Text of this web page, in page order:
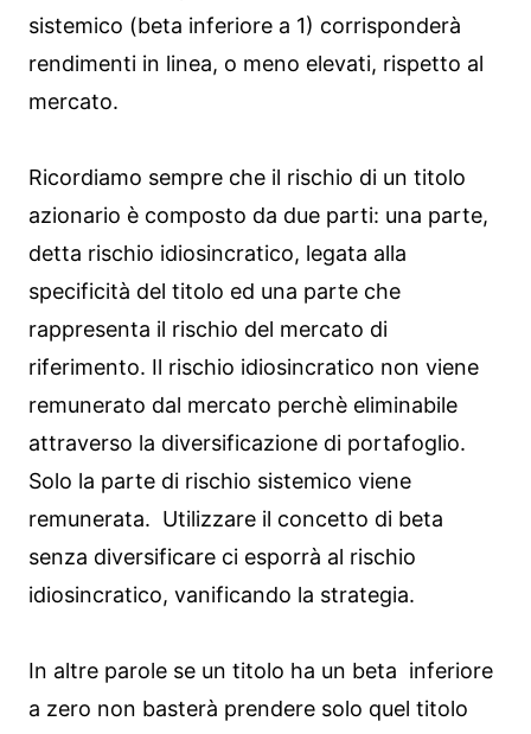
sistemico (beta inferiore a 1) corrisponderà
rendimenti in linea, o meno elevati, rispetto al
mercato.
Ricordiamo sempre che il rischio di un titolo
azionario è composto da due parti: una parte,
detta rischio idiosincratico, legata alla
specificità del titolo ed una parte che
rappresenta il rischio del mercato di
riferimento. Il rischio idiosincratico non viene
remunerato dal mercato perchè eliminabile
attraverso la diversificazione di portafoglio.
Solo la parte di rischio sistemico viene
remunerata. Utilizzare il concetto di beta
senza diversificare ci esporrà al rischio
idiosincratico, vanificando la strategia.
In altre parole se un titolo ha un beta inferiore
a zero non basterà prendere solo quel titolo